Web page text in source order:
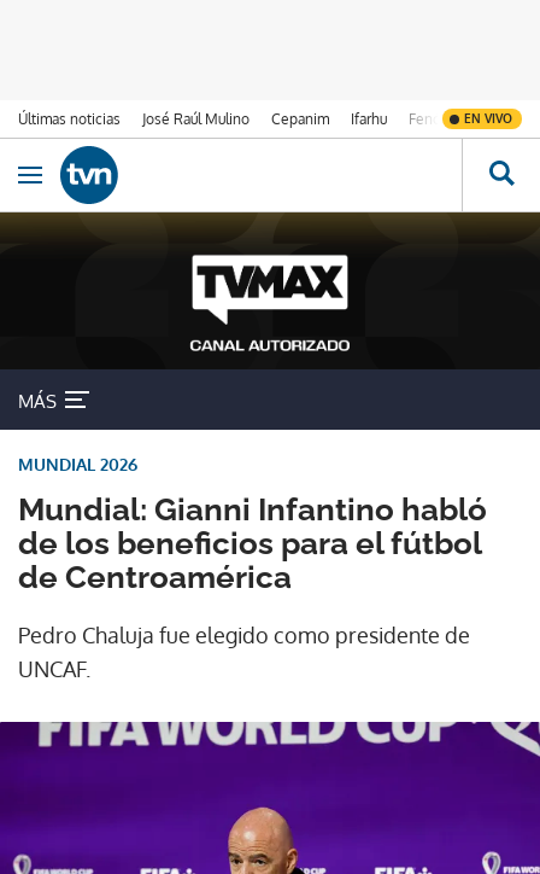
Últimas noticias José Raúl Mulino Cepanim Ifarhu Fenómeno de El
EN VIVO
Ir al contenido
Obrir navegació
MÁS
Mundial: Gianni Infantino habló
de los beneficios para el fútbol
de Centroamérica
MUNDIAL 2026
Pedro Chaluja fue elegido como presidente de
UNCAF.